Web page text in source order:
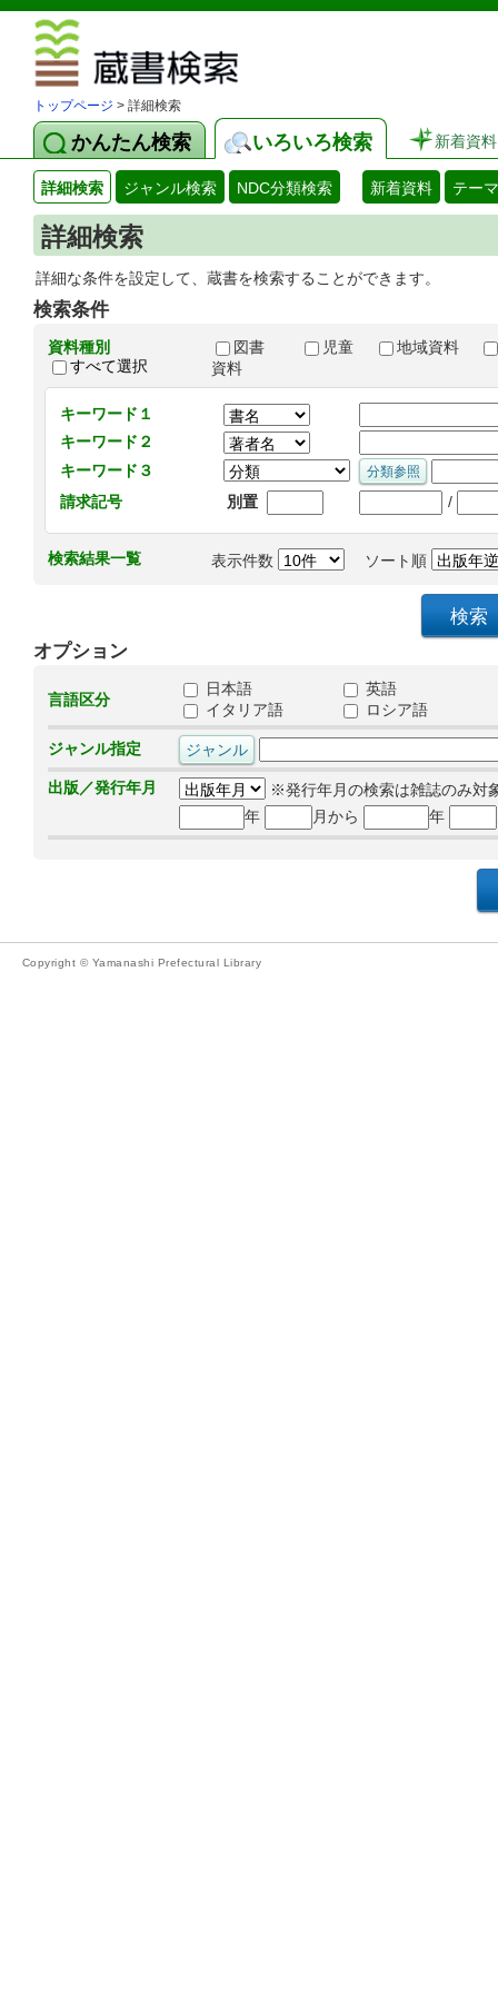
トップページ > 詳細検索
かんたん検索 いろいろ検索 新着資料
詳細検索 ジャンル検索 NDC分類検索 新着資料 テー
詳細検索
詳細な条件を設定して、蔵書を検索することができます。
検索条件
資料種別
すべて選択
図書 児童
地域資料
資料
キーワード１
キーワード２
キーワード３
請求記号
別置 /
検索結果一覧 表示件数 ソート順
オプション
言語区分
日本語
英語
イタリア語
ロシア語
ジャンル指定
出版／発行年月
※発行年月の検索は雑誌のみ対
年
月から 年
Copyright © Yamanashi Prefectural Library